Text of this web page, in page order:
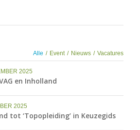
Alle / Event / Nieuws / Vacatures
2025
en Inholland
2025
tot ‘Topopleiding’ in Keuzegids